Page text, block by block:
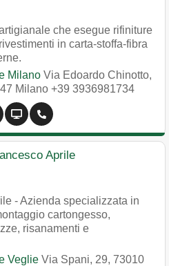
che esegue rifiniture
in carta-stoffa-fibra
Milano Via Edoardo Chinotto,
Milano +39 3936981734
Aprile
- Azienda specializzata in
cartongesso,
risanamenti e
Veglie Via Spani, 29, 73010